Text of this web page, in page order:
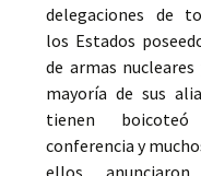
delegaciones de
los Estados
de armas nucleares
mayoría de sus
tienen
conferencia y
ellos